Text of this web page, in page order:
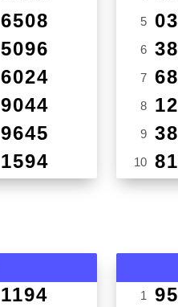
6508
5096
6024
9044
9645
1594
5
6
7
8
9
10
1194 1